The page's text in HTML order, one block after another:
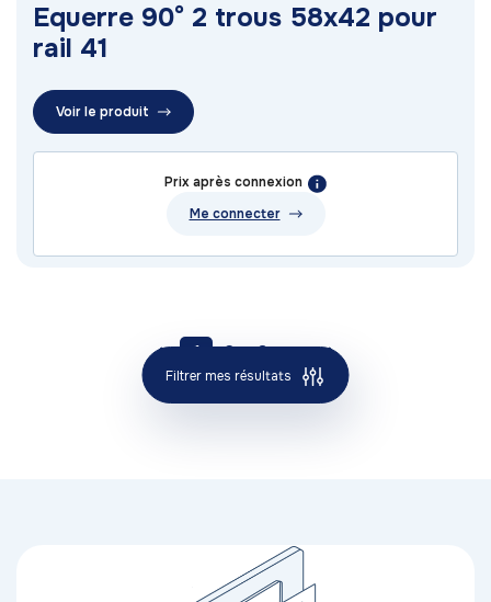
Equerre 90° 2 trous 58x42 pour
rail 41
Voir le produit
Prix après connexion
Me connecter
1 2 3
Filtrer mes résultats